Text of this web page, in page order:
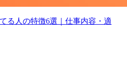
る人の特徴6選｜仕事内容・適